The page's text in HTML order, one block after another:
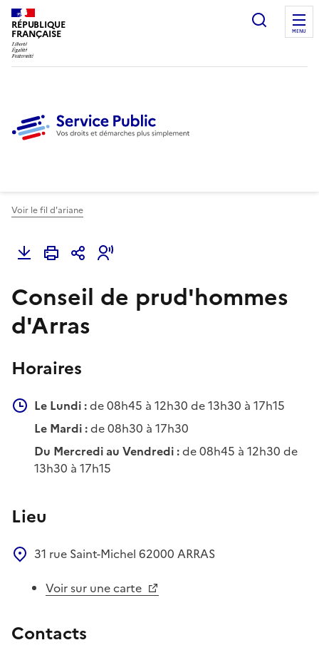
RÉPUBLIQUE
FRANÇAISE
Ouvrir
MENU
Voir le fil d'ariane
Conseil de prud'hommes
d'Arras
Horaires
Le Lundi :de 08h45 à 12h30 de 13h30 à 17h15
Le Mardi :de 08h30 à 17h30
Du Mercredi au Vendredi :de 08h45 à 12h30 de
13h30 à 17h15
Lieu
31 rue Saint-Michel 62000 ARRAS
Voir sur une carte
Contacts